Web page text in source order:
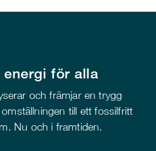
energi för alla
och främjar en trygg
till ett fossilfritt
Nu och i framtiden.